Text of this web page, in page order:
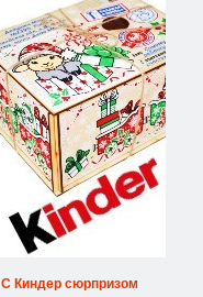
С Киндер сюрпризом